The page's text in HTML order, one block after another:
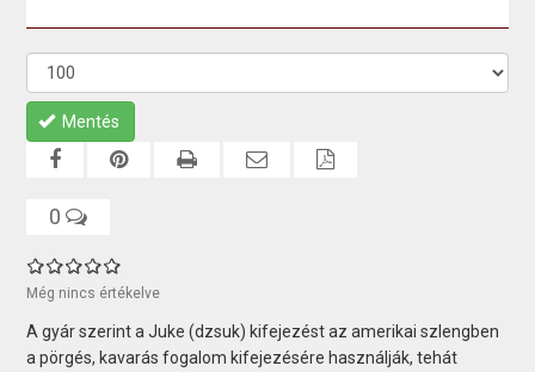
Mentés
0
Még nincs értékelve
A gyár szerint a Juke (dzsuk) kifejezést az amerikai szlengben
a pörgés, kavarás fogalom kifejezésére használják, tehát